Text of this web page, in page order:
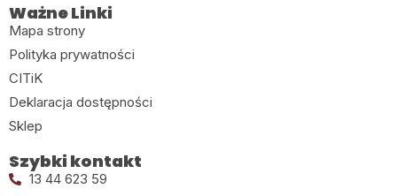
Ważne Linki
Mapa strony
Polityka prywatności
CITiK
Deklaracja dostępności
Sklep
Szybki kontakt
13 44 623 59